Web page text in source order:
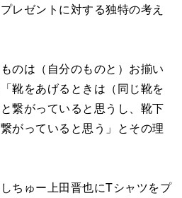
レゼントに対する独特の考え
のは（自分のものと）お揃い
靴をあげるときは（同じ靴を
繋がっていると思うし、靴下
がっていると思う」とその理
ちゅー上田晋也にTシャツをプ